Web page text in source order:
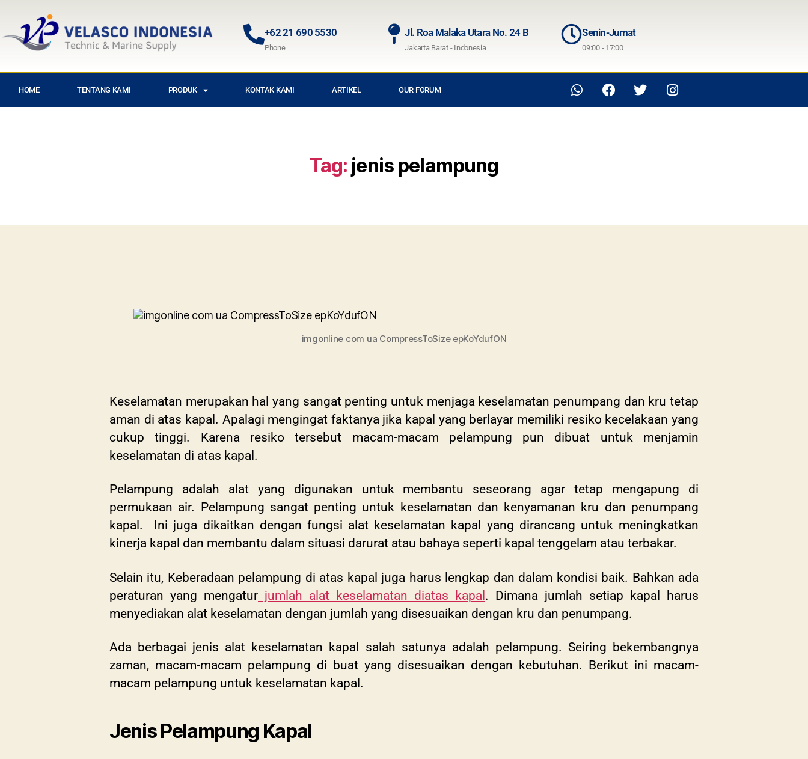
+62 21 690 5530
Phone
Jl. Roa Malaka Utara No. 24 B
Jakarta Barat - Indonesia
Senin-Jumat
09:00 - 17:00
HOME TENTANG KAMI PRODUK KONTAK KAMI ARTIKEL OUR FORUM
Tag: jenis pelampung
imgonline com ua CompressToSize epKoYdufON
Keselamatan merupakan hal yang sangat penting untuk menjaga keselamatan penumpang dan kru tetap
aman di atas kapal. Apalagi mengingat faktanya jika kapal yang berlayar memiliki resiko kecelakaan yang
cukup tinggi. Karena resiko tersebut macam-macam pelampung pun dibuat untuk menjamin
keselamatan di atas kapal.
Pelampung adalah alat yang digunakan untuk membantu seseorang agar tetap mengapung di
permukaan air. Pelampung sangat penting untuk keselamatan dan kenyamanan kru dan penumpang
kapal. Ini juga dikaitkan dengan fungsi alat keselamatan kapal yang dirancang untuk meningkatkan
kinerja kapal dan membantu dalam situasi darurat atau bahaya seperti kapal tenggelam atau terbakar.
Selain itu, Keberadaan pelampung di atas kapal juga harus lengkap dan dalam kondisi baik. Bahkan ada
peraturan yang mengatur jumlah alat keselamatan diatas kapal . Dimana jumlah setiap kapal harus
menyediakan alat keselamatan dengan jumlah yang disesuaikan dengan kru dan penumpang.
Ada berbagai jenis alat keselamatan kapal salah satunya adalah pelampung. Seiring bekembangnya
zaman, macam-macam pelampung di buat yang disesuaikan dengan kebutuhan. Berikut ini macam-
macam pelampung untuk keselamatan kapal.
Jenis Pelampung Kapal